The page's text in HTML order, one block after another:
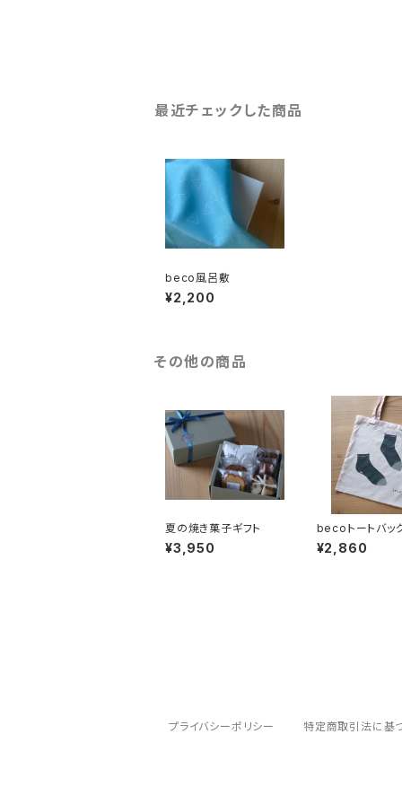
最近チェックした商品
beco風呂敷
¥2,200
その他の商品
夏の焼き菓子ギフト
¥3,950
becoトートバッ
¥2,860
プライバシーポリシー 特定商取引法に基